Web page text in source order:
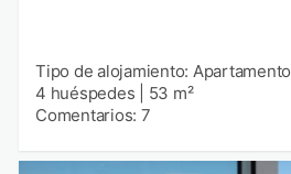
Tipo de alojamiento: Apartamento
4 huéspedes
53 m²
Comentarios: 7